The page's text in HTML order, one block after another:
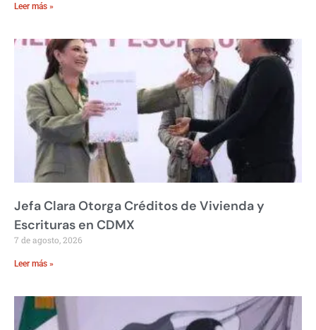
Leer más »
Jefa Clara Otorga Créditos de Vivienda y
Escrituras en CDMX
7 de agosto, 2026
Leer más »